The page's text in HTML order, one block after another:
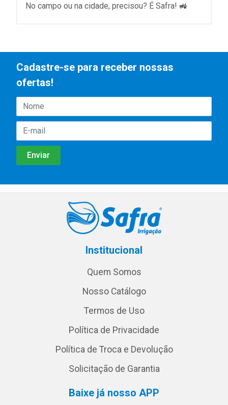
No campo ou na cidade, precisou? É Safra! 🚜
Cadastre-se para receber nossas
ofertas!
Institucional
Quem Somos
Nosso Catálogo
Termos de Uso
Política de Privacidade
Política de Troca e Devolução
Solicitação de Garantia
Baixe já nosso APP